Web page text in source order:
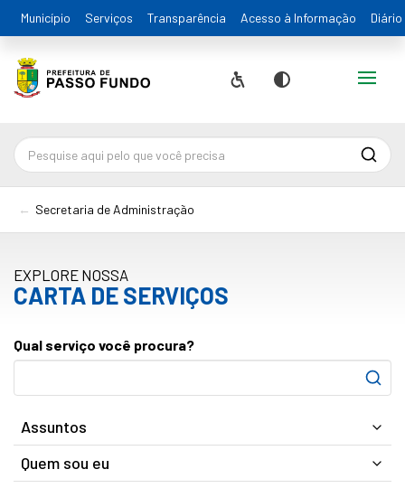
Município Serviços Transparência Acesso à Informação
Acessibilidade
Contraste
Alternar
Secretaria de Administração
EXPLORE NOSSA
CARTA DE SERVIÇOS
Qual serviço você procura?
Assuntos
Quem sou eu